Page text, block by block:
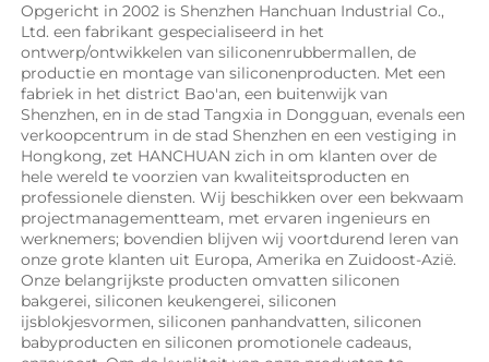
Opgericht in 2002 is Shenzhen Hanchuan Industrial Co.,
Ltd. een fabrikant gespecialiseerd in het
ontwerp/ontwikkelen van siliconenrubbermallen, de
productie en montage van siliconenproducten. Met een
fabriek in het district Bao'an, een buitenwijk van
Shenzhen, en in de stad Tangxia in Dongguan, evenals een
verkoopcentrum in de stad Shenzhen en een vestiging in
Hongkong, zet HANCHUAN zich in om klanten over de
hele wereld te voorzien van kwaliteitsproducten en
professionele diensten. Wij beschikken over een bekwaam
projectmanagementteam, met ervaren ingenieurs en
werknemers; bovendien blijven wij voortdurend leren van
onze grote klanten uit Europa, Amerika en Zuidoost-Azië.
Onze belangrijkste producten omvatten siliconen
bakgerei, siliconen keukengerei, siliconen
ijsblokjesvormen, siliconen panhandvatten, siliconen
babyproducten en siliconen promotionele cadeaus,